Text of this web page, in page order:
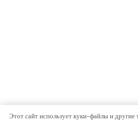
Этот сайт использует куки-файлы и